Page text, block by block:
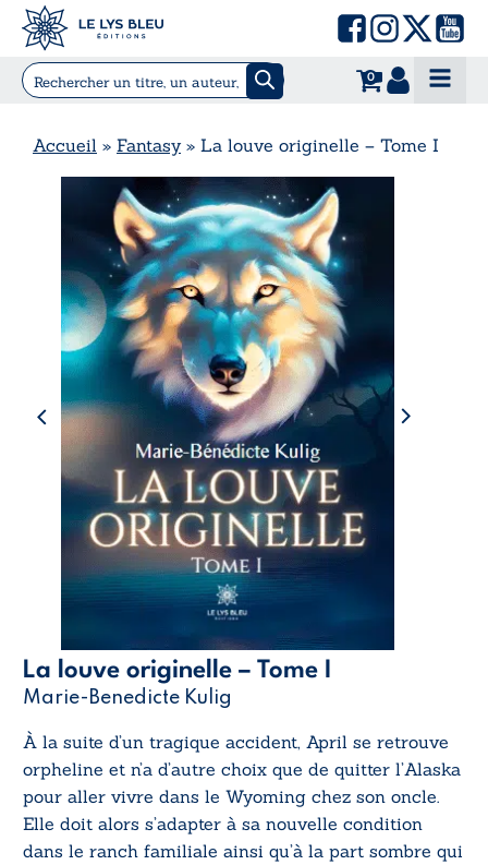
0
Accueil » Fantasy» La louve originelle – Tome I
La louve originelle – Tome I
Marie-Benedicte Kulig
À la suite d’un tragique accident, April se retrouve
orpheline et n’a d’autre choix que de quitter l’Alaska
pour aller vivre dans le Wyoming chez son oncle.
Elle doit alors s’adapter à sa nouvelle condition
dans le ranch familiale ainsi qu’à la part sombre qui